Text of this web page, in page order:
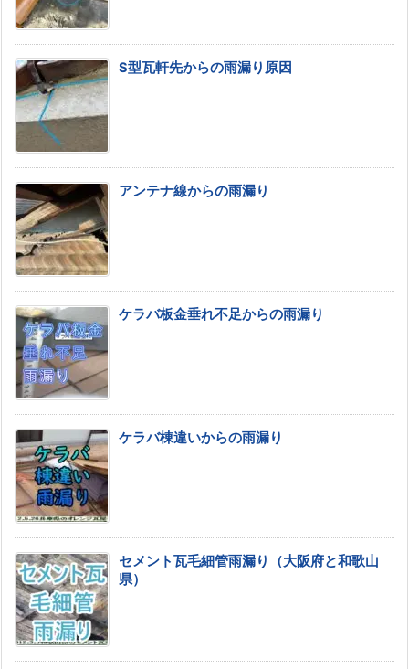
S型瓦軒先からの雨漏り原因
アンテナ線からの雨漏り
ケラバ板金垂れ不足からの雨漏り
ケラバ棟違いからの雨漏り
セメント瓦毛細管雨漏り（大阪府と和歌山
県）